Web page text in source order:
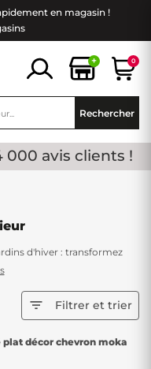
en magasin !
+ 0
Rechercher
000 avis clients !
d'hiver : transformez
de Décor Discount.
confort et style à vos
et variations
 Filtrer et trier
plat décor chevron moka